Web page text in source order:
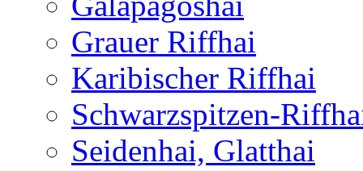
Grauer Riffhai
Karibischer Riffhai
Schwarzspitzen-
Seidenhai, Glatthai